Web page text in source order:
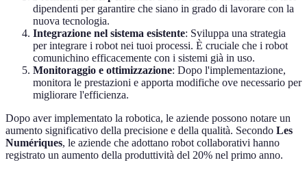
dipendenti per garantire che siano in grado di lavorare con la
nuova tecnologia.
Integrazione nel sistema esistente: Sviluppa una strategia
per integrare i robot nei tuoi processi. È cruciale che i robot
comunichino efficacemente con i sistemi già in uso.
Monitoraggio e ottimizzazione: Dopo l'implementazione,
monitora le prestazioni e apporta modifiche ove necessario per
migliorare l'efficienza.
Dopo aver implementato la robotica, le aziende possono notare un
aumento significativo della precisione e della qualità. Secondo Les
Numériques, le aziende che adottano robot collaborativi hanno
registrato un aumento della produttività del 20% nel primo anno.